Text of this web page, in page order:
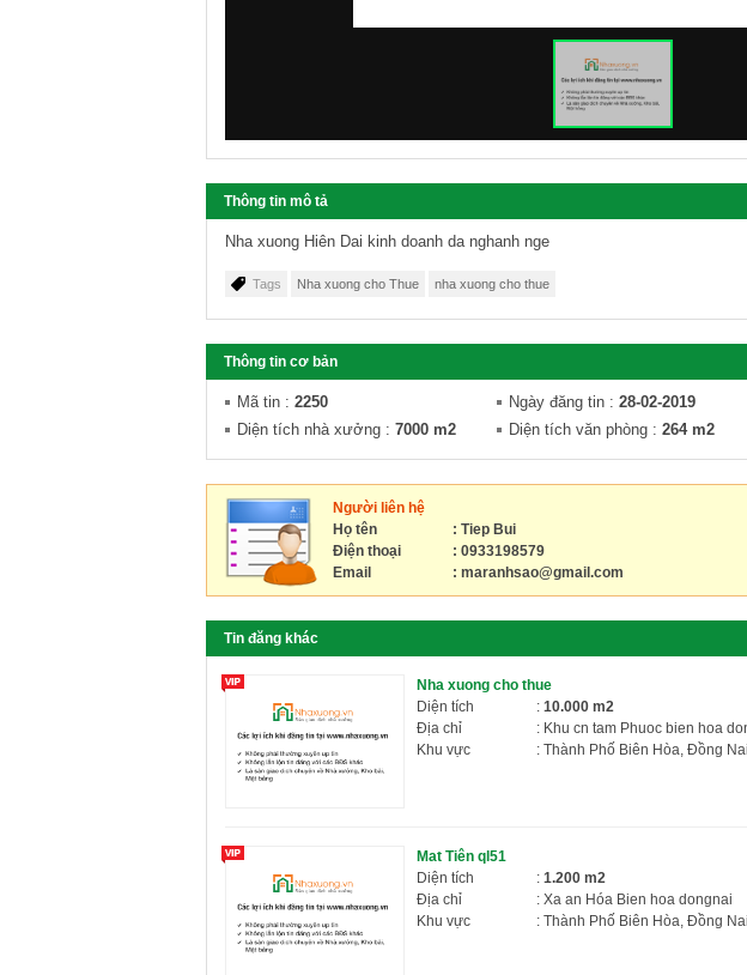
Thông tin mô tả
Nha xuong Hiên Dai kinh doanh da nghanh nge
Tags Nha xuong cho Thue nha xuong cho thue
Thông tin cơ bản
Mã tin : 2250 Ngày đăng tin: 28-02-2019
Diện tích nhà xưởng : 7000 m2 Diện tích văn phòng: 264 m2
Người liên hệ
Họ tên
: Tiep Bui
Điện thoại
: 0933198579
Email
: maranhsao@gmail.com
Tin đăng khác
Nha xuong cho thue
Diện tích
: 10.000 m2
Địa chỉ
: Khu cn tam Phuoc bien hoa
Khu vực
: Thành Phố Biên Hòa, Đồng Nai
Mat Tiên ql51
Diện tích
: 1.200 m2
Địa chỉ
: Xa an Hóa Bien hoa dongnai
Khu vực
: Thành Phố Biên Hòa, Đồng Nai